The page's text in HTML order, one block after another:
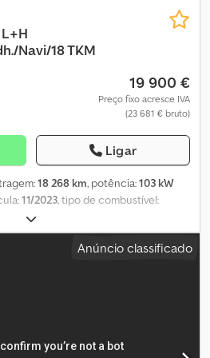
Navi/18 TKM
19 900 €
Preço fixo acresce IVA
(23 681 € bruto)
Ligar
18 268 km, potência:103 kW
11/2023, tipo de combustível:
, próxima inspeção (TÜV):
mecânico, classe de emissão:Euro
do espaço de carga:3 000
teto alto (não é a versão Maxi)
Anúncio classificado